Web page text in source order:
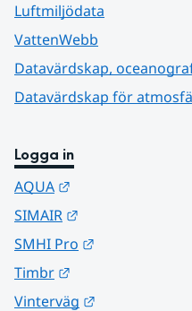
Luftmiljödata
VattenWebb
Datavärdskap,
Datavärdskap för
Logga in
AQUA
SIMAIR
SMHI Pro
Timbr
Vinterväg